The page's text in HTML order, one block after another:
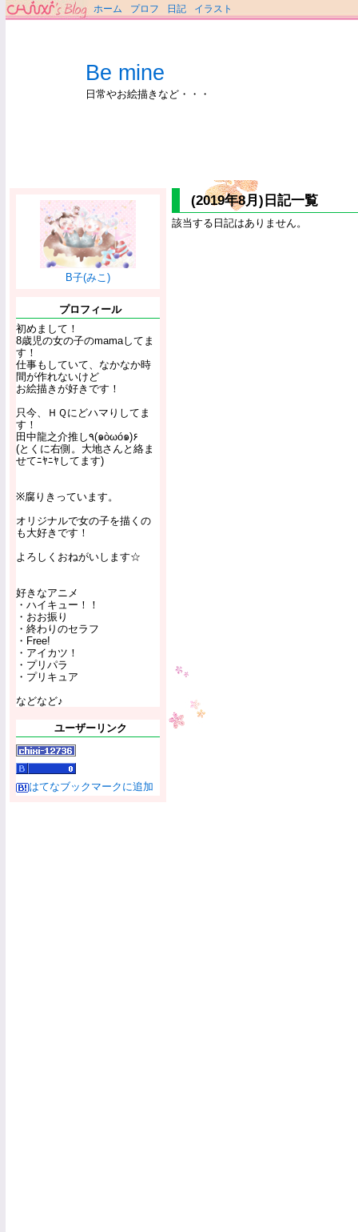
ホーム プロフ 日記 イラスト
Be mine
日常やお絵描きなど・・・
B子(みこ)
プロフィール
初めまして！
8歳児の女の子のmamaしてま
す！
仕事もしていて、なかなか時
間が作れないけど
お絵描きが好きです！
只今、ＨＱにどハマりしてま
す！
田中龍之介推し٩(๑òωó๑)۶
(とくに右側。大地さんと絡ま
せてﾆﾔﾆﾔしてます)
※腐りきっています。
オリジナルで女の子を描くの
も大好きです！
よろしくおねがいします☆
好きなアニメ
・ハイキュー！！
・おお振り
・終わりのセラフ
・Free!
・アイカツ！
・プリパラ
・プリキュア
などなど♪
ユーザーリンク
はてなブックマークに追加
(2019年8月)日記一覧
該当する日記はありません。